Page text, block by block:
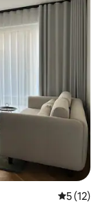
Vidutinis
5 (12)